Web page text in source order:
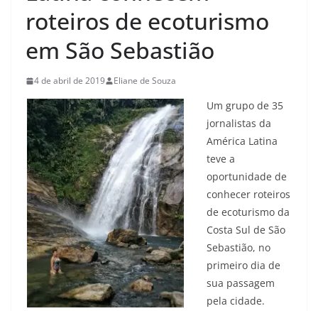
roteiros de ecoturismo
em São Sebastião
4 de abril de 2019 Eliane de Souza
Um grupo de 35
jornalistas da
América Latina
teve a
oportunidade de
conhecer roteiros
de ecoturismo da
Costa Sul de São
Sebastião, no
primeiro dia de
sua passagem
pela cidade.